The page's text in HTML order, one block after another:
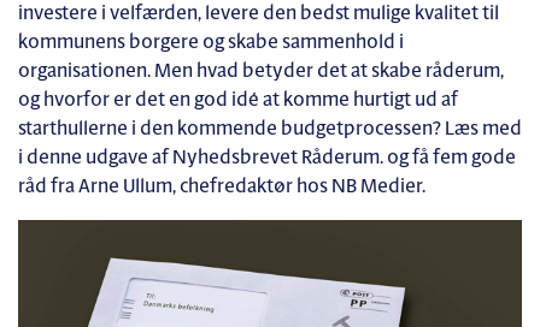
investere i velfærden, levere den bedst mulige kvalitet til
kommunens borgere og skabe sammenhold i
organisationen. Men hvad betyder det at skabe råderum,
og hvorfor er det en god idé at komme hurtigt ud af
starthullerne i den kommende budgetprocessen? Læs med
i denne udgave af Nyhedsbrevet Råderum. og få fem gode
råd fra Arne Ullum, chefredaktør hos NB Medier.